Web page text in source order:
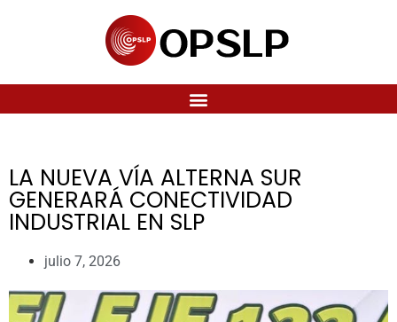
LA NUEVA VÍA ALTERNA SUR
GENERARÁ CONECTIVIDAD
INDUSTRIAL EN SLP
julio 7, 2026